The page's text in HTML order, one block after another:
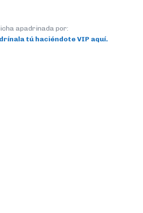
apadrinada por:
tú haciéndote VIP aquí.